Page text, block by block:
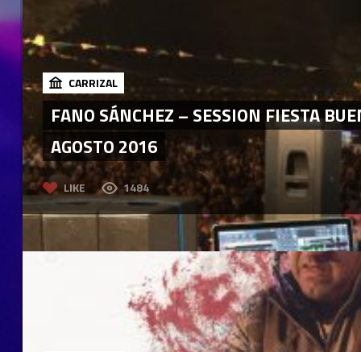
CARRIZAL
FANO SÁNCHEZ – SESSION FIESTA
AGOSTO 2016
LIKE 1484